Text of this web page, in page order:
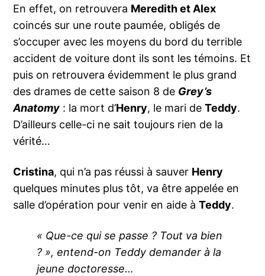
En effet, on retrouvera Meredith et Alex
coincés sur une route paumée, obligés de
s’occuper avec les moyens du bord du terrible
accident de voiture dont ils sont les témoins. Et
puis on retrouvera évidemment le plus grand
des drames de cette saison 8 de Grey’s
Anatomy : la mort d’Henry, le mari deTeddy.
D’ailleurs celle-ci ne sait toujours rien de la
vérité…
Cristina, qui n’a pas réussi à sauver Henry
quelques minutes plus tôt, va être appelée en
salle d’opération pour venir en aide àTeddy.
« Que-ce qui se passe ? Tout va bien
? », entend-on Teddy demander à la
jeune doctoresse…